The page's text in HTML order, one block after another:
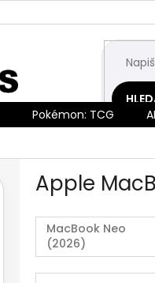
Pokémon: TCG
Apple
MacBook Neo
(2026)